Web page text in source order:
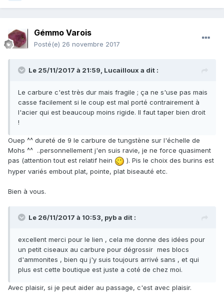
trempé...l'acier trempé ne peut pas couper le diamant (pour
exemple) ni le Corindon (Rubis) qui ont des duretés de 10 et
Special edition Rock Pick en 22Oz.
PS: J'utilise également ces ciseaux/Burins pour mon second
passe-temps, la taille de gemmes (bijoux, pendentifs etc).
J'arrive à couper net, n'importe quel pierre précieuse ou
semi précieuse avec la méthode "clivage".
léger(ère) d'environ 800Gr, la coupe étant précise et net,
pas besoin d'avoir une masse de 20kg ça rentre comme
dans du beurre. Attention les doigts ces ciseaux-burins ne
possèdent pas de "garde" ^^ d'ou l'intérêt de ne pas taper
Gémmo Varois
Posté(e) 26 novembre 2017
Le 25/11/2017 à 21:59, Lucailloux a dit :
Le carbure c'est très dur mais fragile ; ça ne s'use pas mais
casse facilement si le coup est mal porté contrairement à
l'acier qui est beaucoup moins rigide. Il faut taper bien droit
!
Ouep ^^ dureté de 9 le carbure de tungstène sur l'échelle de
Mohs ^^ ..personnellement j'en suis ravie, je ne force quasiment
pas (attention tout est relatif hein
). Pis le choix des burins est
hyper variés embout plat, pointe, plat biseauté etc.
Bien à vous.
Le 26/11/2017 à 10:53, pyba dit :
excellent merci pour le lien , cela me donne des idées pour
un petit ciseaux au carbure pour dégrossir mes blocs
d'ammonites , bien qu j'y suis toujours arrivé sans , et qui
plus est cette boutique est juste a coté de chez moi.
Avec plaisir, si je peut aider au passage, c'est avec plaisir.